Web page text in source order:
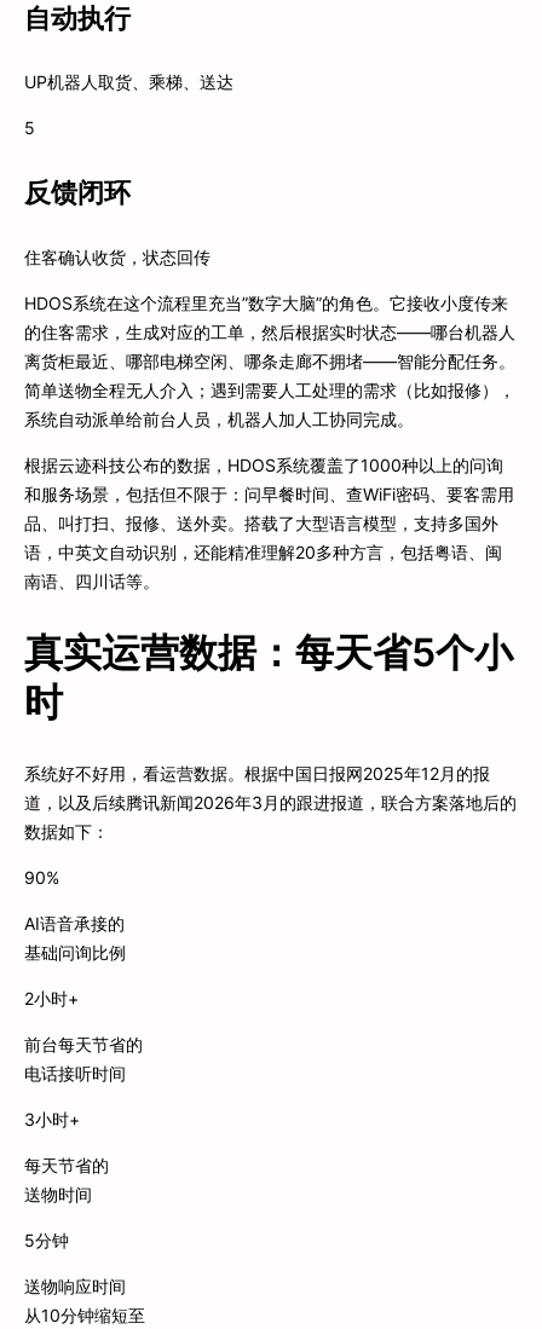
自动执行
UP机器人取货、乘梯、送达
5
反馈闭环
住客确认收货，状态回传
HDOS系统在这个流程里充当”数字大脑”的角色。它接收小度传来
的住客需求，生成对应的工单，然后根据实时状态——哪台机器人
离货柜最近、哪部电梯空闲、哪条走廊不拥堵——智能分配任务。
简单送物全程无人介入；遇到需要人工处理的需求（比如报修），
系统自动派单给前台人员，机器人加人工协同完成。
根据云迹科技公布的数据，HDOS系统覆盖了1000种以上的问询
和服务场景，包括但不限于：问早餐时间、查WiFi密码、要客需用
品、叫打扫、报修、送外卖。搭载了大型语言模型，支持多国外
语，中英文自动识别，还能精准理解20多种方言，包括粤语、闽
南语、四川话等。
真实运营数据：每天省5个小
时
系统好不好用，看运营数据。根据中国日报网2025年12月的报
道，以及后续腾讯新闻2026年3月的跟进报道，联合方案落地后的
数据如下：
90%
AI语音承接的
基础问询比例
2小时+
前台每天节省的
电话接听时间
3小时+
每天节省的
送物时间
5分钟
送物响应时间
从10分钟缩短至